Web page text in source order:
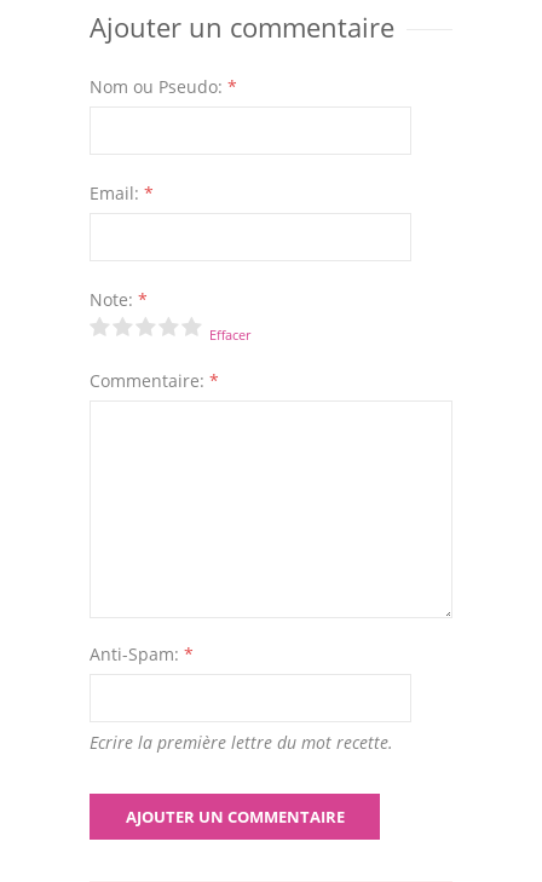
Ajouter un commentaire
Nom ou Pseudo: *
Email: *
Note: *
Effacer
Commentaire: *
Anti-Spam: *
Ecrire la première lettre du mot recette.